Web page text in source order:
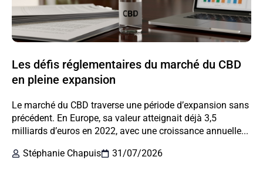
Les défis réglementaires du marché du CBD
en pleine expansion
Le marché du CBD traverse une période d’expansion sans
précédent. En Europe, sa valeur atteignait déjà 3,5
milliards d’euros en 2022, avec une croissance annuelle...
Stéphanie Chapuis
31/07/2026